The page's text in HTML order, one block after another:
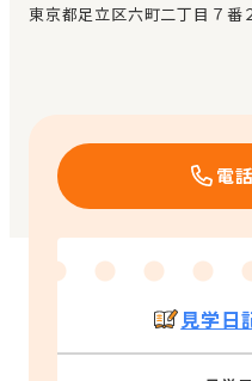
エンクルの特徴と活用方法
東京都足立区六町二丁目７番
電
見学日